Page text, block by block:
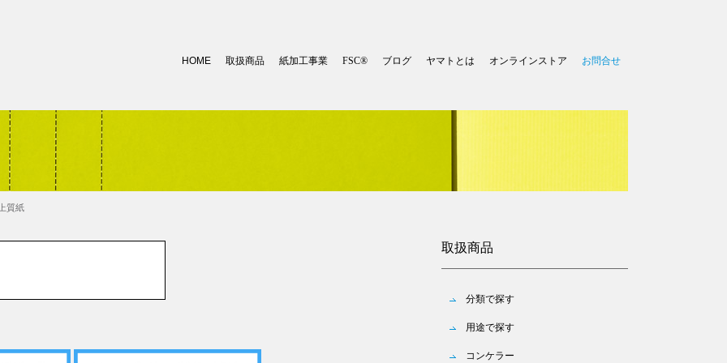
HOME 取扱商品 紙加工事業 FSC® ブログ ヤマトとは オンラインストア お問合せ
質紙
取扱商品
分類で探す
用途で探す
コンケラー